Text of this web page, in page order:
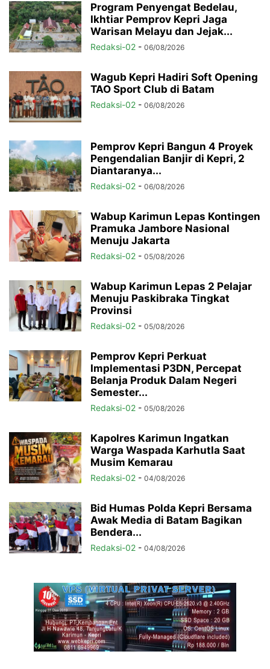
Program Penyengat Bedelau,
Ikhtiar Pemprov Kepri Jaga
Warisan Melayu dan Jejak...
Redaksi-02 - 06/08/2026
Wagub Kepri Hadiri Soft Opening
TAO Sport Club di Batam
Redaksi-02 - 06/08/2026
Pemprov Kepri Bangun 4 Proyek
Pengendalian Banjir di Kepri, 2
Diantaranya...
Redaksi-02 - 06/08/2026
Wabup Karimun Lepas Kontingen
Pramuka Jambore Nasional
Menuju Jakarta
Redaksi-02 - 05/08/2026
Wabup Karimun Lepas 2 Pelajar
Menuju Paskibraka Tingkat
Provinsi
Redaksi-02 - 05/08/2026
Pemprov Kepri Perkuat
Implementasi P3DN, Percepat
Belanja Produk Dalam Negeri
Semester...
Redaksi-02 - 05/08/2026
Kapolres Karimun Ingatkan
Warga Waspada Karhutla Saat
Musim Kemarau
Redaksi-02 - 04/08/2026
Bid Humas Polda Kepri Bersama
Awak Media di Batam Bagikan
Bendera...
Redaksi-02 - 04/08/2026